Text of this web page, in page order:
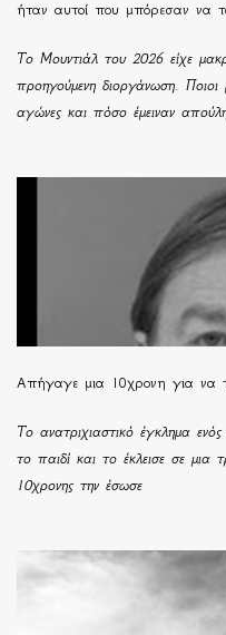
ήταν αυτοί που μπόρεσαν να
Το Μουντιάλ του 2026 είχε
προηγούμενη διοργάνωση.
αγώνες και πόσο έμειναν
Απήγαγε μια 10χρονη για να
Το ανατριχιαστικό έγκλημα
το παιδί και το έκλεισε σε μια
10χρονης την έσωσε